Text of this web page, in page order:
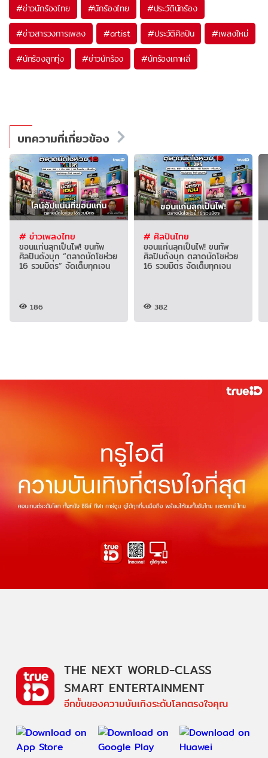
#ข่าวนักร้องไทย #นักร้องไทย #ประวัตินักร้อง
#ข่าวสารวงการเพลง #artist #ประวัติศิลปิน #เพลงใหม่
#นักร้องลูกทุ่ง #ข่าวนักร้อง #นักร้องเกาหลี
บทความที่เกี่ยวข้อง
# ข่าวเพลงไทย
ขอนแก่นลุกเป็นไฟ! ขนทัพ
ศิลปินดังบุก “ตลาดนัดโชห่วย
16 รวมมิตร” จัดเต็มทุกเจน
186
# ศิลปินไทย
ขอนแก่นลุกเป็นไฟ! ขนทัพ
ศิลปินดังบุก ตลาดนัดโชห่วย
16 รวมมิตร จัดเต็มทุกเจน
382
THE NEXT WORLD-CLASS
SMART ENTERTAINMENT
อีกขั้นของความบันเทิงระดับโลกตรงใจคุณ